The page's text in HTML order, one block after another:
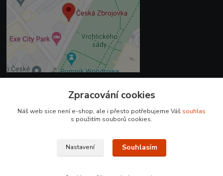
+420 225 375 800
Zpracování cookies
Náš web sice není e-shop, ale i přesto potřebujeme Váš souhlas
s použitím souborů cookies.
Nastavení Souhlasím